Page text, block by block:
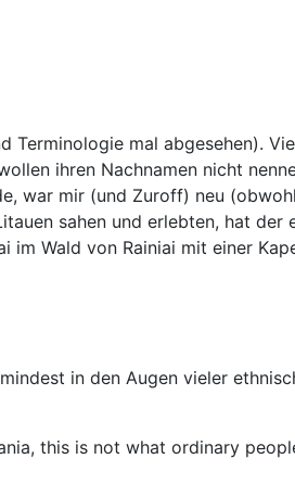
mal abgesehen).
ihren Nachnamen nicht
war mir (und Zuroff) neu
sahen und erlebten, hat
Wald von Rainiai mit einer
in den Augen vieler
this is not what ordinary